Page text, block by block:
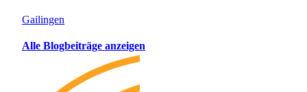
Gailingen
Alle Blogbeiträge anzeigen